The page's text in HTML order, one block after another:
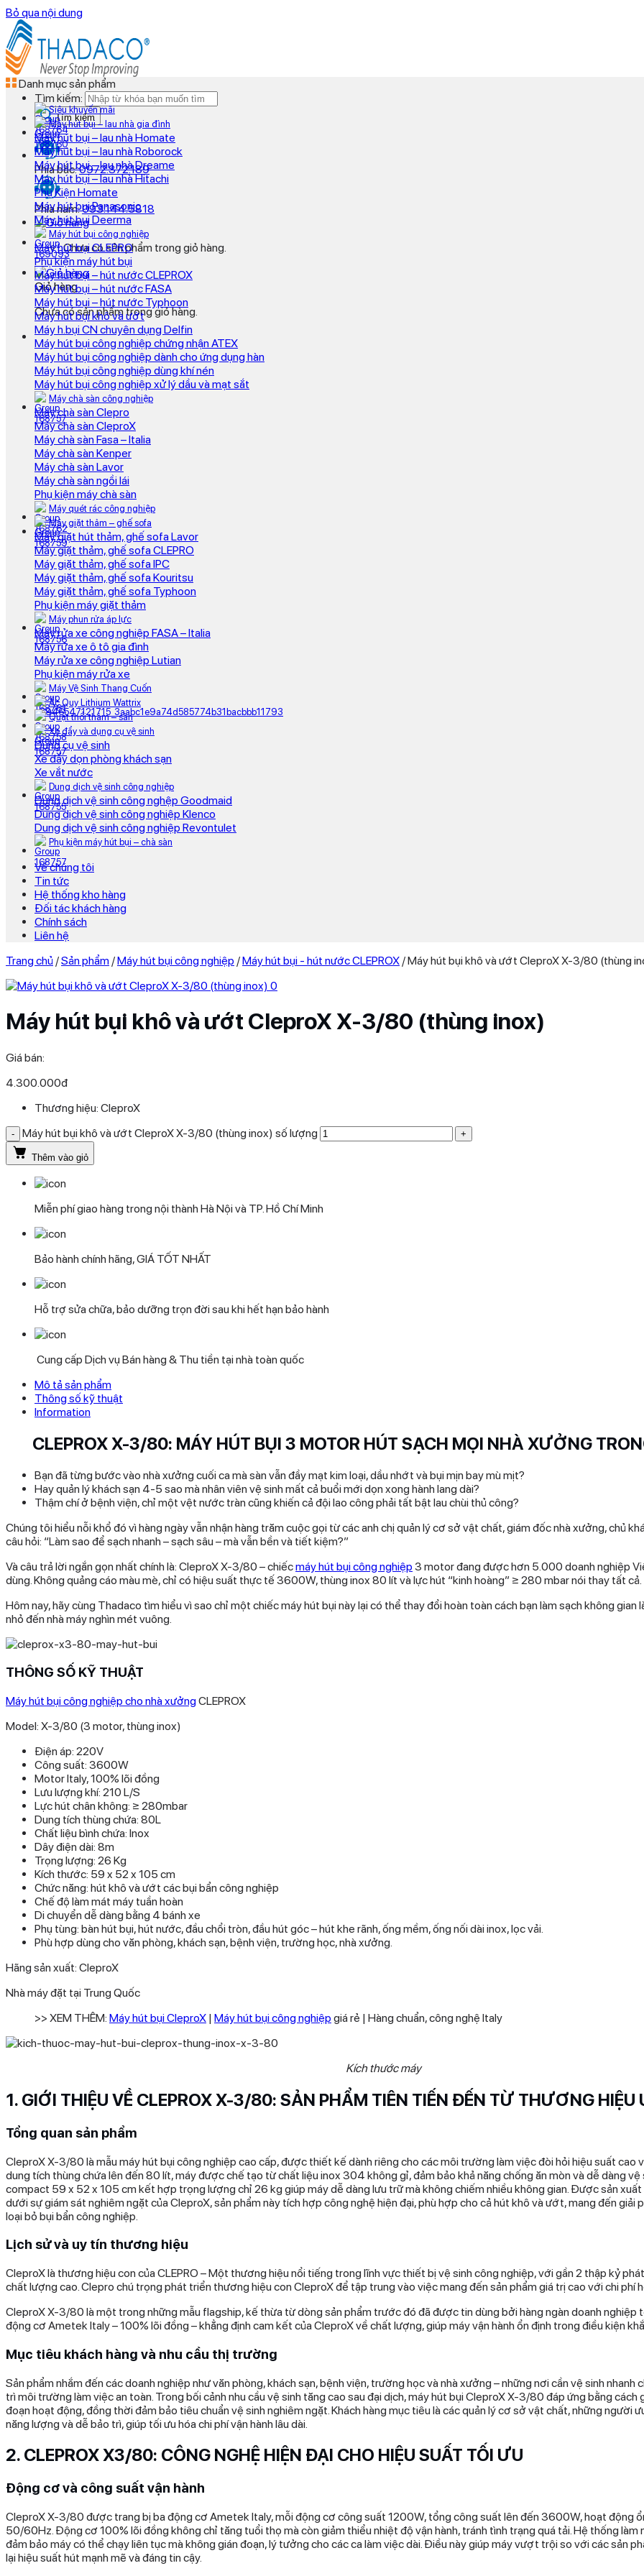
Bỏ qua nội dung
Tìm kiếm:
Tìm kiếm
Phía bắc:0972.372.189
Phía nam:093.144.5818
Chưa có sản phẩm trong giỏ hàng.
Giỏ hàng
Chưa có sản phẩm trong giỏ hàng.
Danh mục sản phẩm
Siêu khuyến mãi
Máy hút bụi – lau nhà gia đình
Máy hút bụi – lau nhà Homate
Máy hút bụi – lau nhà Roborock
Máy hút bụi – lau nhà Dreame
Máy hút bụi – lau nhà Hitachi
Phụ Kiện Homate
Máy hút bụi Panasonic
Máy hút bụi Deerma
Máy hút bụi công nghiệp
Máy hút bụi CLEPRO
Phụ kiện máy hút bụi
Máy hút bụi – hút nước CLEPROX
Máy hút bụi – hút nước FASA
Máy hút bụi – hút nước Typhoon
Máy hút bụi khô và ướt
Máy h.bụi CN chuyên dụng Delfin
Máy hút bụi công nghiệp chứng nhận ATEX
Máy hút bụi công nghiệp dành cho ứng dụng hàn
Máy hút bụi công nghiệp dùng khí nén
Máy hút bụi công nghiệp xử lý dầu và mạt sắt
Máy chà sàn công nghiệp
Máy chà sàn Clepro
Máy chà sàn CleproX
Máy chà sàn Fasa – Italia
Máy chà sàn Kenper
Máy chà sàn Lavor
Máy chà sàn ngồi lái
Phụ kiện máy chà sàn
Máy quét rác công nghiệp
Máy giặt thảm – ghế sofa
Máy giặt hút thảm, ghế sofa Lavor
Máy giặt thảm, ghế sofa CLEPRO
Máy giặt thảm, ghế sofa IPC
Máy giặt thảm, ghế sofa Kouritsu
Máy giặt thảm, ghế sofa Typhoon
Phụ kiện máy giặt thảm
Máy phun rửa áp lực
Máy rửa xe công nghiệp FASA – Italia
Máy rửa xe ô tô gia đình
Máy rửa xe công nghiệp Lutian
Phụ kiện máy rửa xe
Máy Vệ Sinh Thang Cuốn
Ắc Quy Lithium Wattrix
Quạt thổi thảm – sàn
Xe đẩy và dụng cụ vệ sinh
Dụng cụ vệ sinh
Xe đẩy dọn phòng khách sạn
Xe vắt nước
Dung dịch vệ sinh công nghiệp
Dung dịch vệ sinh công nghệp Goodmaid
Dung dịch vệ sinh công nghiệp Klenco
Dung dịch vệ sinh công nghiệp Revontulet
Phụ kiện máy hút bụi – chà sàn
Về chúng tôi
Tin tức
Hệ thống kho hàng
Đối tác khách hàng
Chính sách
Liên hệ
Trang chủ /Sản phẩm /Máy hút bụi công nghiệp /Máy hút bụi - hút nước CLEPROX /Máy hút bụi khô và ướt CleproX X-3/80 (thùng
Máy hút bụi khô và ướt CleproX X-3/80 (thùng inox)
Giá bán:
4.300.000đ
Thương hiệu: CleproX
Máy hút bụi khô và ướt CleproX X-3/80 (thùng inox) số lượng
Thêm vào giỏ
Miễn phí giao hàng trong nội thành Hà Nội và TP. Hồ Chí Minh
Bảo hành chính hãng, GIÁ TỐT NHẤT
Hỗ trợ sửa chữa, bảo dưỡng trọn đời sau khi hết hạn bảo hành
Cung cấp Dịch vụ Bán hàng & Thu tiền tại nhà toàn quốc
Mô tả sản phẩm
Thông số kỹ thuật
Information
CLEPROX X-3/80: MÁY HÚT BỤI 3 MOTOR HÚT SẠCH MỌI NHÀ XƯỞNG
Bạn đã từng bước vào nhà xưởng cuối ca mà sàn vẫn đầy mạt kim loại, dầu nhớt và bụi mịn bay mù mịt?
Hay quản lý khách sạn 4-5 sao mà nhân viên vệ sinh mất cả buổi mới dọn xong hành lang dài?
Thậm chí ở bệnh viện, chỉ một vệt nước tràn cũng khiến cả đội lao công phải tất bật lau chùi thủ công?
Chúng tôi hiểu nỗi khổ đó vì hàng ngày vẫn nhận hàng trăm cuộc gọi từ các anh chị quản lý cơ sở vật chất, giám đốc nhà xưởng, chủ
câu hỏi: “Làm sao để sạch nhanh – sạch sâu – mà vẫn bền và tiết kiệm?”
Và câu trả lời ngắn gọn nhất chính là: CleproX X-3/80 – chiếcmáy hút bụi công nghiệp 3 motor đang được hơn 5.000 doanh nghiệp
dùng. Không quảng cáo màu mè, chỉ có hiệu suất thực tế 3600W, thùng inox 80 lít và lực hút “kinh hoàng” ≥ 280 mbar nói thay tất cả.
Hôm nay, hãy cùng Thadaco tìm hiểu vì sao chỉ một chiếc máy hút bụi này lại có thể thay đổi hoàn toàn cách bạn làm sạch không gian
nhỏ đến nhà máy nghìn mét vuông.
THÔNG SỐ KỸ THUẬT
Máy hút bụi công nghiệp cho nhà xưởngCLEPROX
Model: X-3/80 (3 motor, thùng inox)
Điện áp: 220V
Công suất: 3600W
Motor Italy, 100% lõi đồng
Lưu lượng khí: 210 L/S
Lực hút chân không: ≥ 280mbar
Dung tích thùng chứa: 80L
Chất liệu bình chứa: Inox
Dây điện dài: 8m
Trọng lượng: 26 Kg
Kích thước: 59 x 52 x 105 cm
Chức năng: hút khô và ướt các bụi bẩn công nghiệp
Chế độ làm mát máy tuần hoàn
Di chuyển dễ dàng bằng 4 bánh xe
Phụ tùng: bàn hút bụi, hút nước, đầu chổi tròn, đầu hút góc – hút khe rãnh, ống mềm, ống nối dài inox, lọc vải.
Phù hợp dùng cho văn phòng, khách sạn, bệnh viện, trường học, nhà xưởng.
Hãng sản xuất: CleproX
Nhà máy đặt tại Trung Quốc
>> XEM THÊM: Máy hút bụi CleproX | Máy hút bụi công nghiệp giá rẻ | Hàng chuẩn, công nghệ Italy
Kích thước máy
1. GIỚI THIỆU VỀ CLEPROX X-3/80: SẢN PHẨM TIÊN TIẾN ĐẾN TỪ THƯƠNG HIỆU
Tổng quan sản phẩm
CleproX X-3/80 là mẫu máy hút bụi công nghiệp cao cấp, được thiết kế dành riêng cho các môi trường làm việc đòi hỏi hiệu suất cao
dung tích thùng chứa lên đến 80 lít, máy được chế tạo từ chất liệu inox 304 không gỉ, đảm bảo khả năng chống ăn mòn và dễ dàng vệ
compact 59 x 52 x 105 cm kết hợp trọng lượng chỉ 26 kg giúp máy dễ dàng lưu trữ mà không chiếm nhiều không gian. Được sản xuất
dưới sự giám sát nghiêm ngặt của CleproX, sản phẩm này tích hợp công nghệ hiện đại, phù hợp cho cả hút khô và ướt, mang đến giải
loại bỏ bụi bẩn công nghiệp.
Lịch sử và uy tín thương hiệu
CleproX là thương hiệu con của CLEPRO – Một thương hiệu nổi tiếng trong lĩnh vực thiết bị vệ sinh công nghiệp, với gần 2 thập kỷ
chất lượng cao. Clepro chú trọng phát triển thương hiệu con CleproX để tập trung vào việc mang đến sản phẩm giá trị cao với chi phí
CleproX X-3/80 là một trong những mẫu flagship, kế thừa từ dòng sản phẩm trước đó đã được tin dùng bởi hàng ngàn doanh nghiệp
động cơ Ametek Italy – 100% lõi đồng – khẳng định cam kết của CleproX về chất lượng, giúp máy vận hành ổn định trong điều kiện
Mục tiêu khách hàng và nhu cầu thị trường
Sản phẩm nhắm đến các doanh nghiệp như văn phòng, khách sạn, bệnh viện, trường học và nhà xưởng – những nơi cần vệ sinh nhanh
trì môi trường làm việc an toàn. Trong bối cảnh nhu cầu vệ sinh tăng cao sau đại dịch, máy hút bụi CleproX X-3/80 đáp ứng bằng cách
đoạn hoạt động, đồng thời đảm bảo tiêu chuẩn vệ sinh nghiêm ngặt. Khách hàng mục tiêu là các quản lý cơ sở vật chất, những người
năng lượng và dễ bảo trì, giúp tối ưu hóa chi phí vận hành lâu dài.
2. CLEPROX X3/80: CÔNG NGHỆ HIỆN ĐẠI CHO HIỆU SUẤT TỐI ƯU
Động cơ và công suất vận hành
CleproX X-3/80 được trang bị ba động cơ Ametek Italy, mỗi động cơ công suất 1200W, tổng công suất lên đến 3600W, hoạt động
50/60Hz. Động cơ 100% lõi đồng không chỉ tăng tuổi thọ mà còn giảm thiểu nhiệt độ vận hành, tránh tình trạng quá tải. Hệ thống
đảm bảo máy có thể chạy liên tục mà không gián đoạn, lý tưởng cho các ca làm việc dài. Điều này giúp máy vượt trội so với các sản
lại hiệu suất hút mạnh mẽ và đáng tin cậy.